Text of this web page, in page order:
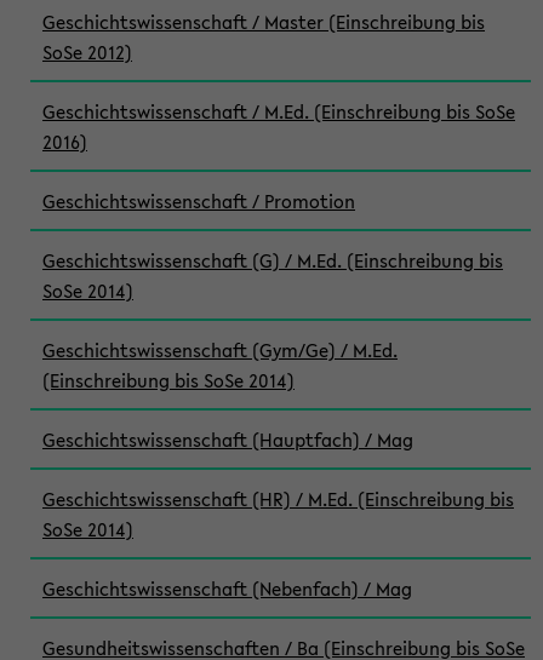
Geschichtswissenschaft / Master (Einschreibung bis
SoSe 2012)
Geschichtswissenschaft / M.Ed. (Einschreibung bis SoSe
2016)
Geschichtswissenschaft / Promotion
Geschichtswissenschaft (G) / M.Ed. (Einschreibung bis
SoSe 2014)
Geschichtswissenschaft (Gym/Ge) / M.Ed.
(Einschreibung bis SoSe 2014)
Geschichtswissenschaft (Hauptfach) / Mag
Geschichtswissenschaft (HR) / M.Ed. (Einschreibung bis
SoSe 2014)
Geschichtswissenschaft (Nebenfach) / Mag
Gesundheitswissenschaften / Ba (Einschreibung bis SoSe